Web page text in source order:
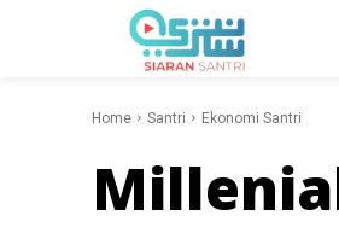
Home Santri Ekonomi Santri